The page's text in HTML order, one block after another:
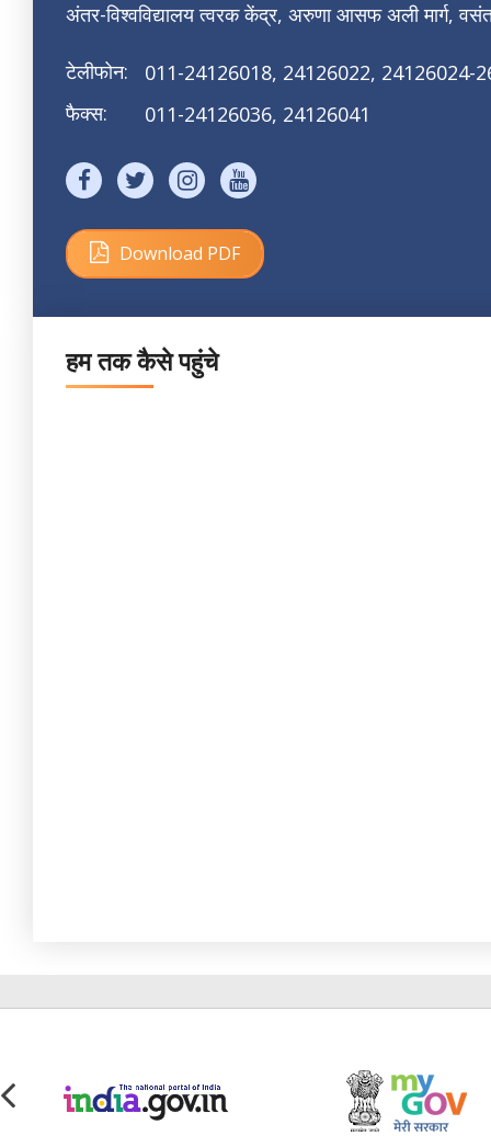
अंतर-विश्वविद्यालय त्वरक केंद्र, अरुणा आसफ अली मार्ग,
टेलीफोन: 011-24126018, 24126022, 24126024-
फैक्स:
011-24126036, 24126041
Download PDF
हम तक कैसे पहुंचे